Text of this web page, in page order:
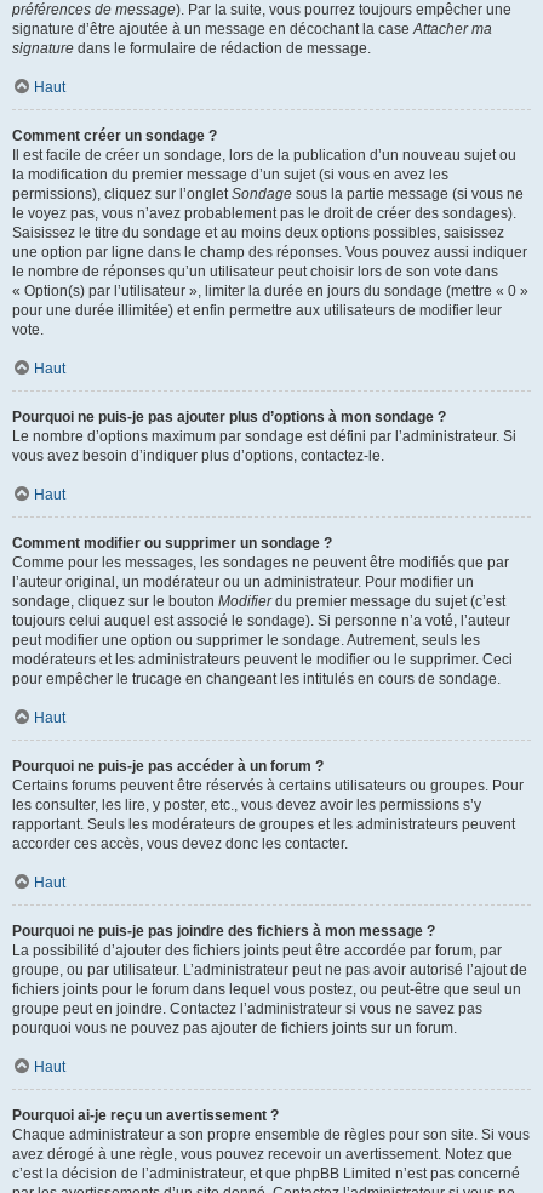
préférences de message). Par la suite, vous pourrez toujours empêcher une
signature d’être ajoutée à un message en décochant la caseAttacher ma
signature dans le formulaire de rédaction de message.
Haut
Comment créer un sondage ?
Il est facile de créer un sondage, lors de la publication d’un nouveau sujet ou
la modification du premier message d’un sujet (si vous en avez les
permissions), cliquez sur l’ongletSondage sous la partie message (si vous ne
le voyez pas, vous n’avez probablement pas le droit de créer des sondages).
Saisissez le titre du sondage et au moins deux options possibles, saisissez
une option par ligne dans le champ des réponses. Vous pouvez aussi indiquer
le nombre de réponses qu’un utilisateur peut choisir lors de son vote dans
« Option(s) par l’utilisateur », limiter la durée en jours du sondage (mettre « 0 »
pour une durée illimitée) et enfin permettre aux utilisateurs de modifier leur
vote.
Haut
Pourquoi ne puis-je pas ajouter plus d’options à mon sondage ?
Le nombre d’options maximum par sondage est défini par l’administrateur. Si
vous avez besoin d’indiquer plus d’options, contactez-le.
Haut
Comment modifier ou supprimer un sondage ?
Comme pour les messages, les sondages ne peuvent être modifiés que par
l’auteur original, un modérateur ou un administrateur. Pour modifier un
sondage, cliquez sur le bouton Modifierdu premier message du sujet (c’est
toujours celui auquel est associé le sondage). Si personne n’a voté, l’auteur
peut modifier une option ou supprimer le sondage. Autrement, seuls les
modérateurs et les administrateurs peuvent le modifier ou le supprimer. Ceci
pour empêcher le trucage en changeant les intitulés en cours de sondage.
Haut
Pourquoi ne puis-je pas accéder à un forum ?
Certains forums peuvent être réservés à certains utilisateurs ou groupes. Pour
les consulter, les lire, y poster, etc., vous devez avoir les permissions s’y
rapportant. Seuls les modérateurs de groupes et les administrateurs peuvent
accorder ces accès, vous devez donc les contacter.
Haut
Pourquoi ne puis-je pas joindre des fichiers à mon message ?
La possibilité d’ajouter des fichiers joints peut être accordée par forum, par
groupe, ou par utilisateur. L’administrateur peut ne pas avoir autorisé l’ajout de
fichiers joints pour le forum dans lequel vous postez, ou peut-être que seul un
groupe peut en joindre. Contactez l’administrateur si vous ne savez pas
pourquoi vous ne pouvez pas ajouter de fichiers joints sur un forum.
Haut
Pourquoi ai-je reçu un avertissement ?
Chaque administrateur a son propre ensemble de règles pour son site. Si vous
avez dérogé à une règle, vous pouvez recevoir un avertissement. Notez que
c’est la décision de l’administrateur, et que phpBB Limited n’est pas concerné